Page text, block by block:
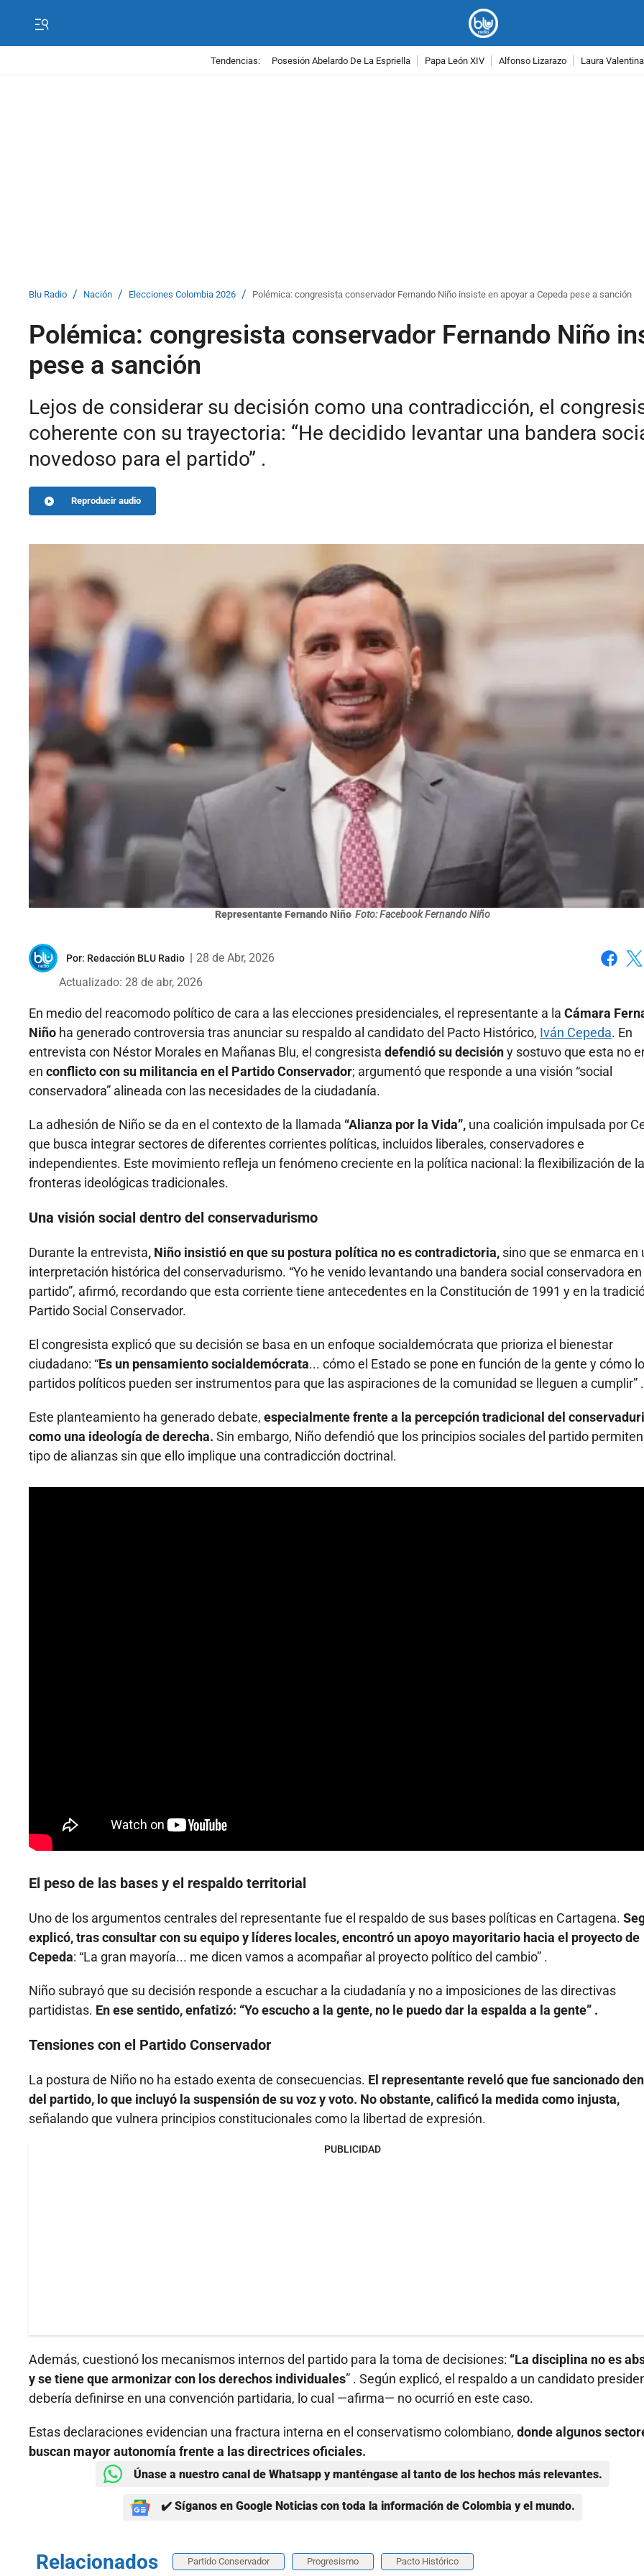
Tendencias: Posesión Abelardo De La Espriella Papa León XIV Alfonso Lizarazo Laura
Blu Radio / Nación / Elecciones Colombia 2026 / Polémica: congresista conservador Fernando Niño insiste en apoyar a Cepeda pese a sanción
Polémica: congresista conservador Fernando Niño
pese a sanción
Lejos de considerar su decisión como una contradicción, el
coherente con su trayectoria: “He decidido levantar una bandera
novedoso para el partido” .
Reproducir audio
Representante Fernando Niño Foto: Facebook Fernando Niño
Por: Redacción BLU Radio
28 de Abr, 2026
Actualizado: 28 de abr, 2026
En medio del reacomodo político de cara a las elecciones presidenciales, el representante a la Cámara
Niño ha generado controversia tras anunciar su respaldo al candidato del Pacto Histórico, Iván Cepeda. En
entrevista con Néstor Morales en Mañanas Blu, el congresista defendió su decisióny sostuvo que esta no
en conflicto con su militancia en el Partido Conservador; argumentó que responde a una visión “social
conservadora” alineada con las necesidades de la ciudadanía.
La adhesión de Niño se da en el contexto de la llamada “Alianza por la Vida”, una coalición impulsada por
que busca integrar sectores de diferentes corrientes políticas, incluidos liberales, conservadores e
independientes. Este movimiento refleja un fenómeno creciente en la política nacional: la flexibilización de
fronteras ideológicas tradicionales.
Una visión social dentro del conservadurismo
Durante la entrevista, Niño insistió en que su postura política no es contradictoria, sino que se enmarca en
interpretación histórica del conservadurismo. “Yo he venido levantando una bandera social conservadora en
partido”, afirmó, recordando que esta corriente tiene antecedentes en la Constitución de 1991 y en la
Partido Social Conservador.
El congresista explicó que su decisión se basa en un enfoque socialdemócrata que prioriza el bienestar
ciudadano: “Es un pensamiento socialdemócrata... cómo el Estado se pone en función de la gente y cómo
partidos políticos pueden ser instrumentos para que las aspiraciones de la comunidad se lleguen a cumplir” .
Este planteamiento ha generado debate, especialmente frente a la percepción tradicional del
como una ideología de derecha. Sin embargo, Niño defendió que los principios sociales del partido
tipo de alianzas sin que ello implique una contradicción doctrinal.
El peso de las bases y el respaldo territorial
Uno de los argumentos centrales del representante fue el respaldo de sus bases políticas en Cartagena.
explicó, tras consultar con su equipo y líderes locales, encontró un apoyo mayoritario hacia el proyecto de
Cepeda: “La gran mayoría... me dicen vamos a acompañar al proyecto político del cambio” .
Niño subrayó que su decisión responde a escuchar a la ciudadanía y no a imposiciones de las directivas
partidistas. En ese sentido, enfatizó: “Yo escucho a la gente, no le puedo dar la espalda a la gente” .
Tensiones con el Partido Conservador
La postura de Niño no ha estado exenta de consecuencias. El representante reveló que fue sancionado
del partido, lo que incluyó la suspensión de su voz y voto. No obstante, calificó la medida como injusta,
señalando que vulnera principios constitucionales como la libertad de expresión.
PUBLICIDAD
Además, cuestionó los mecanismos internos del partido para la toma de decisiones: “La disciplina no es
y se tiene que armonizar con los derechos individuales” . Según explicó, el respaldo a un candidato
debería definirse en una convención partidaria, lo cual —afirma— no ocurrió en este caso.
Estas declaraciones evidencian una fractura interna en el conservatismo colombiano, donde algunos
buscan mayor autonomía frente a las directrices oficiales.
Únase a nuestro canal de Whatsapp y manténgase al tanto de los hechos más relevantes.
✔️ Síganos en Google Noticias con toda la información de Colombia y el mundo.
Relacionados Partido Conservador Progresismo Pacto Histórico